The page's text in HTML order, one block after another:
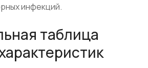
инфекций.
таблица